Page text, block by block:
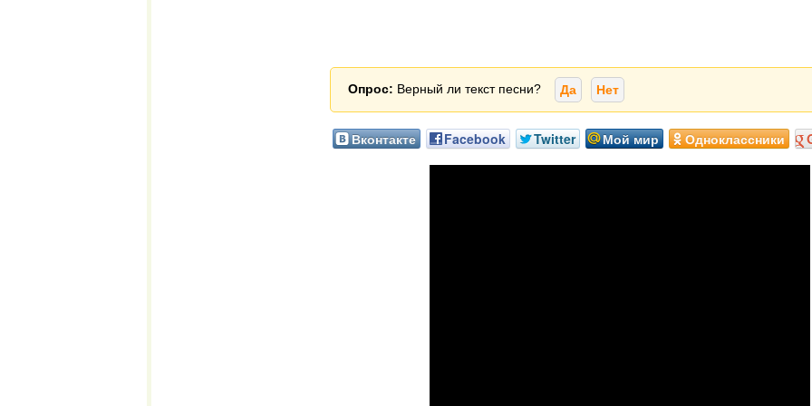
Опрос: Верный ли текст песни? Да Нет
Вконтакте Facebook Twitter Мой мир Одноклассники